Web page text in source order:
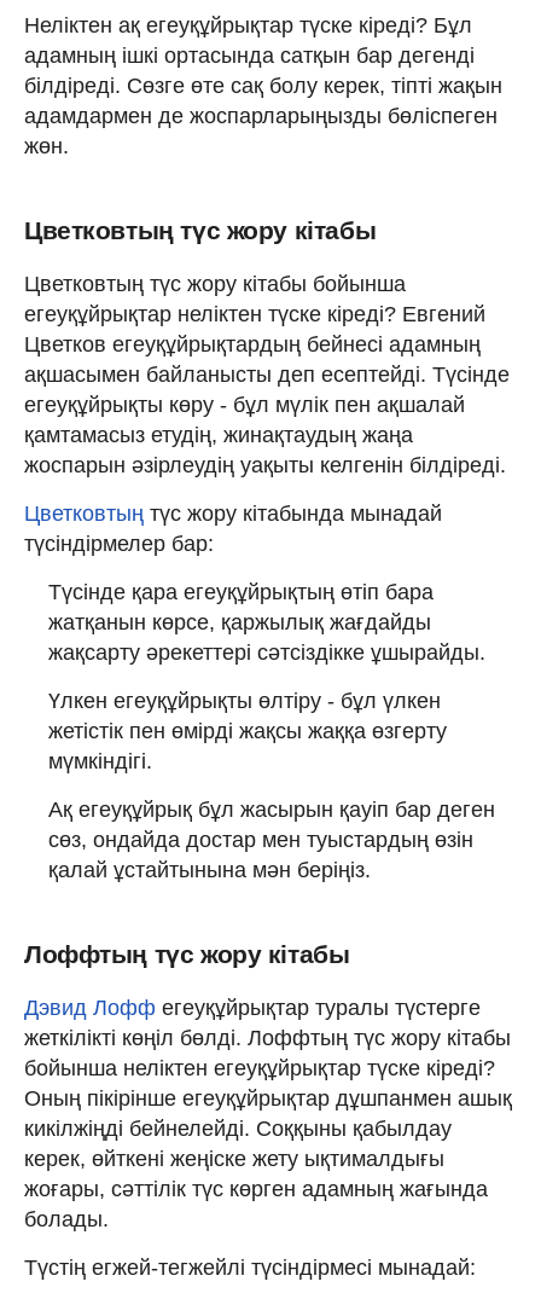
Неліктен ақ егеуқұйрықтар түске кіреді? Бұл
адамның ішкі ортасында сатқын бар дегенді
білдіреді. Сөзге өте сақ болу керек, тіпті жақын
адамдармен де жоспарларыңызды бөліспеген
жөн.
Цветковтың түс жору кітабы
Цветковтың түс жору кітабы бойынша
егеуқұйрықтар неліктен түске кіреді? Евгений
Цветков егеуқұйрықтардың бейнесі адамның
ақшасымен байланысты деп есептейді. Түсінде
егеуқұйрықты көру - бұл мүлік пен ақшалай
қамтамасыз етудің, жинақтаудың жаңа
жоспарын әзірлеудің уақыты келгенін білдіреді.
Цветковтың түс жору кітабында мынадай
түсіндірмелер бар:
Түсінде қара егеуқұйрықтың өтіп бара
жатқанын көрсе, қаржылық жағдайды
жақсарту әрекеттері сәтсіздікке ұшырайды.
Үлкен егеуқұйрықты өлтіру - бұл үлкен
жетістік пен өмірді жақсы жаққа өзгерту
мүмкіндігі.
Ақ егеуқұйрық бұл жасырын қауіп бар деген
сөз, ондайда достар мен туыстардың өзін
қалай ұстайтынына мән беріңіз.
Лоффтың түс жору кітабы
Дэвид Лофф егеуқұйрықтар туралы түстерге
жеткілікті көңіл бөлді. Лоффтың түс жору кітабы
бойынша неліктен егеуқұйрықтар түске кіреді?
Оның пікірінше егеуқұйрықтар дұшпанмен ашық
кикілжіңді бейнелейді. Соққыны қабылдау
керек, өйткені жеңіске жету ықтималдығы
жоғары, сәттілік түс көрген адамның жағында
болады.
Түстің егжей-тегжейлі түсіндірмесі мынадай: